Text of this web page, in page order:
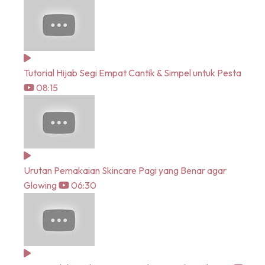
Tutorial Hijab Segi Empat Cantik & Simpel untuk Pesta
08:15
Urutan Pemakaian Skincare Pagi yang Benar agar
Glowing
06:30